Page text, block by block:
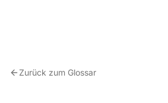
Zurück zum Glossar